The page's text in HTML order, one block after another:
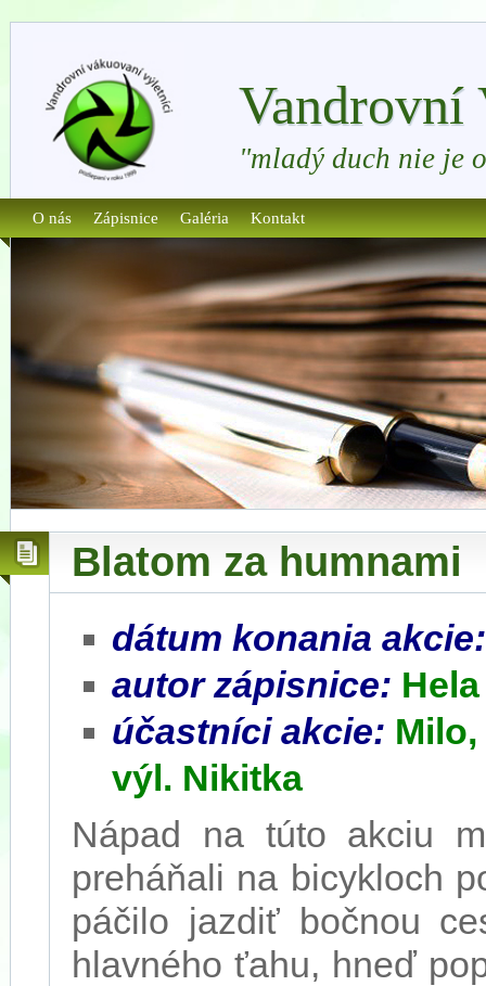
"mladý duch nie je
O nás Zápisnice Galéria Kontakt
Blatom za humnami
dátum konania akcie:
autor zápisnice: Hela
účastníci akcie:
výl. Nikitka
Nápad na túto akciu
preháňali na bicykloch
páčilo jazdiť bočnou
hlavného ťahu, hneď